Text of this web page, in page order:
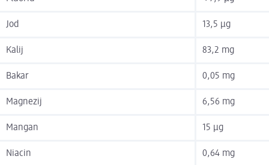
Jod 13,5 µg
Kalij 83,2 mg
Bakar 0,05 mg
Magnezij 6,56 mg
Mangan 15 µg
Niacin 0,64 mg